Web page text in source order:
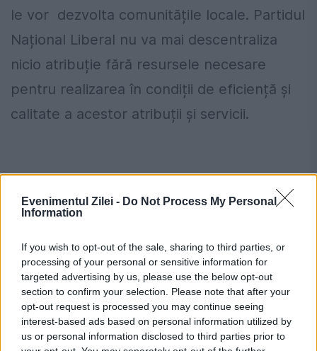
Evenimentul Zilei - Do Not Process My Personal
Information
If you wish to opt-out of the sale, sharing to third parties, or
processing of your personal or sensitive information for
targeted advertising by us, please use the below opt-out
section to confirm your selection. Please note that after your
opt-out request is processed you may continue seeing
interest-based ads based on personal information utilized by
us or personal information disclosed to third parties prior to
le vor dezvolta comunitățile locale. Partidul
Național Liberal nu va mai descentraliza
nicio atribuție fără resursele necesare
pentru realizarea în condiții de eficiență și
calitate a acestor atribuții și servicii.
Deciziile Guvernului, deciziile miniștrilor